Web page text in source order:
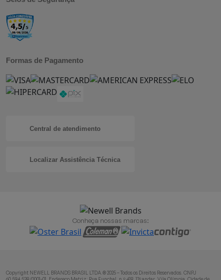
Formas de Pagamento
Central de atendimento
Localizar Assistência Técnica
Conheça nossas marcas:
Copyright NEWELL BRANDS BRASIL LTDA.® 2025 – Todos os Direitos Reservados. CNPJ